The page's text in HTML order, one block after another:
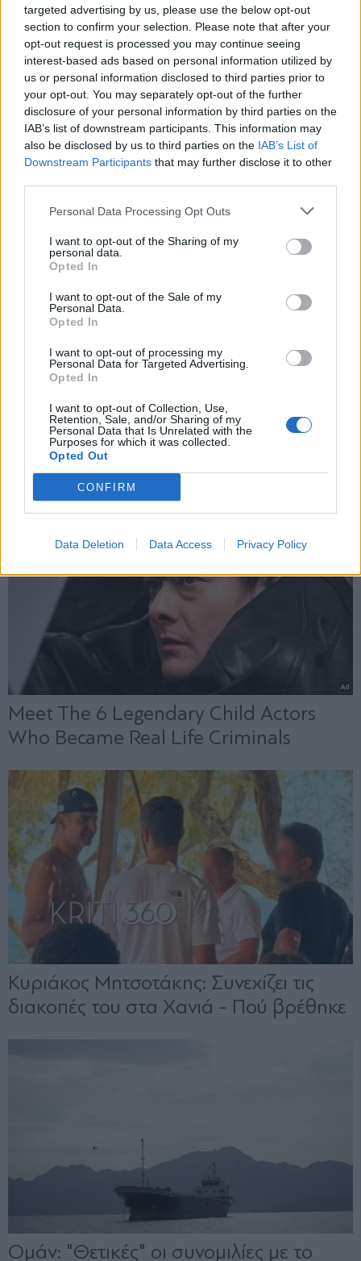
targeted advertising by us, please use the below opt-out
section to confirm your selection. Please note that after your
opt-out request is processed you may continue seeing
interest-based ads based on personal information utilized by
us or personal information disclosed to third parties prior to
your opt-out. You may separately opt-out of the further
disclosure of your personal information by third parties on the
IAB’s list of downstream participants. This information may
also be disclosed by us to third parties on the IAB’s List of
Downstream Participants that may further disclose it to other
Personal Data Processing Opt Outs
I want to opt-out of the Sharing of my
personal data.
Opted In
I want to opt-out of the Sale of my
Personal Data.
Opted In
I want to opt-out of processing my
Personal Data for Targeted Advertising.
Opted In
I want to opt-out of Collection, Use,
Retention, Sale, and/or Sharing of my
Personal Data that Is Unrelated with the
Purposes for which it was collected.
Opted Out
CONFIRM
Data Deletion Data Access Privacy Policy
ΑΘΛΗΤΙΚΑ ΝΕΑ 27.07.2026 20:10
ΧΡΗΣΤΟΣ ΜΠΙΣΤΑΣ
Μουντιάλ 2026: Το συγκινητικό γράμμα
του Λιονέλ Σκαλόνι στον κόσμο της
Αργεντινης - "Λυπάμαι που δεν σας
πρόσφερα άλλο ένα τρόπαιο"
Εγγραφή στο newsletter
Αποδέχομαι τους
και την πολιτική απορρήτου
X